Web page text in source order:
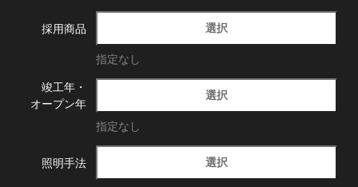
採用商品 選択
指定なし
竣工年・
オープン年
選択
指定なし
照明手法 選択